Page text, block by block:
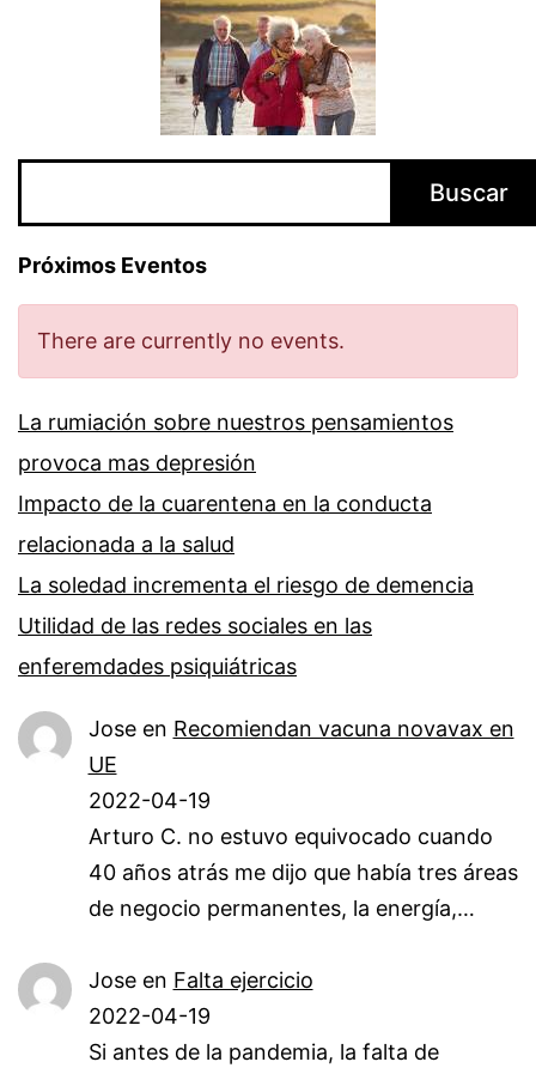
Buscar
Próximos Eventos
There are currently no events.
La rumiación sobre nuestros pensamientos
provoca mas depresión
Impacto de la cuarentena en la conducta
relacionada a la salud
La soledad incrementa el riesgo de demencia
Utilidad de las redes sociales en las
enferemdades psiquiátricas
Joseen Recomiendan vacuna novavax en
UE
2022-04-19
Arturo C. no estuvo equivocado cuando
40 años atrás me dijo que había tres áreas
de negocio permanentes, la energía,…
Joseen Falta ejercicio
2022-04-19
Si antes de la pandemia, la falta de